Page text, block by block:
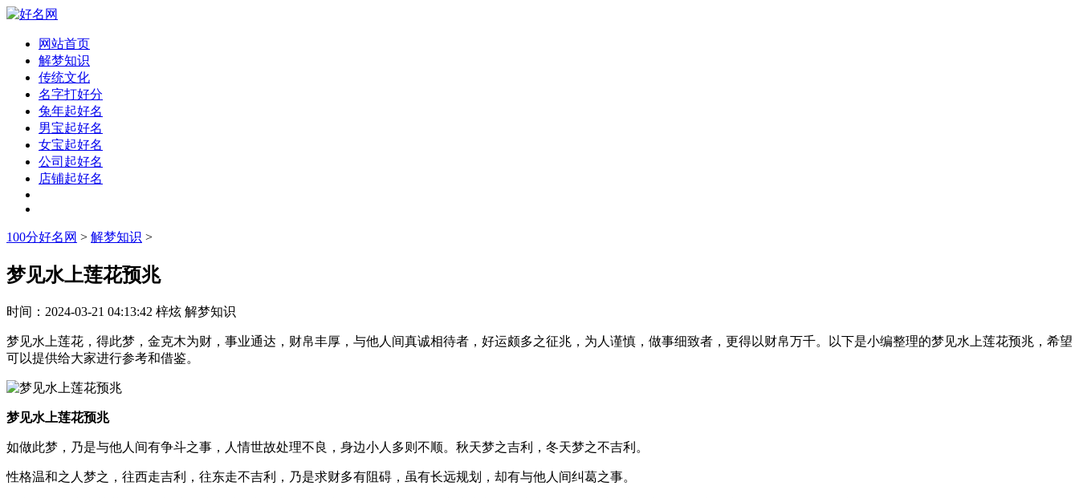
网站首页
解梦知识
传统文化
名字打好分
兔年起好名
男宝起好名
女宝起好名
公司起好名
店铺起好名
100分好名网 > 解梦知识 >
梦见水上莲花预兆
时间： 2024-03-21 04:13:42 梓炫 解梦知识
梦见水上莲花，得此梦，金克木为财，事业通达，财帛丰厚，与他人间真诚相待者，好运颇多之征兆，为人谨慎，做事细致者，更得以财帛万千。以下是小编整理的梦见水上莲花预兆，希望
可以提供给大家进行参考和借鉴。
梦见水上莲花预兆
如做此梦，乃是与他人间有争斗之事，人情世故处理不良，身边小人多则不顺。秋天梦之吉利，冬天梦之不吉利。
性格温和之人梦之，往西走吉利，往东走不吉利，乃是求财多有阻碍，虽有长远规划，却有与他人间纠葛之事。